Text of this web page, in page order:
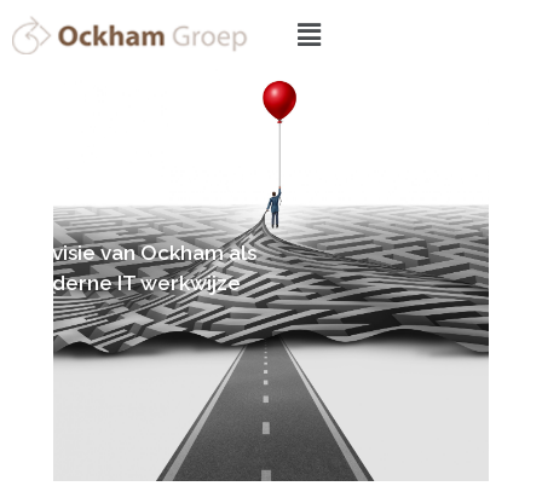
De visie van Ockham als
moderne IT werkwijze